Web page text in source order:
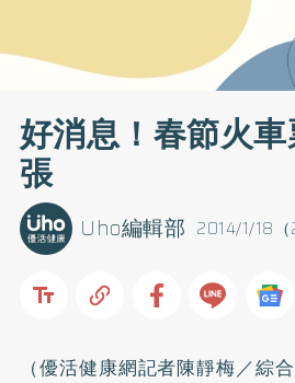
好消息！春節火
張
2014/1/18
Uho編輯部
（優活健康網記者陳靜梅／綜